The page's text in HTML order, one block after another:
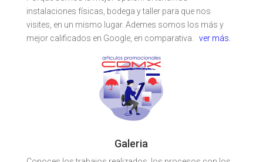
instalaciones físicas, bodega y taller para que nos
visites, en un mismo lugar. Ademes somos los más y
mejor calificados en Google, en comparativa. ver más.
Galeria